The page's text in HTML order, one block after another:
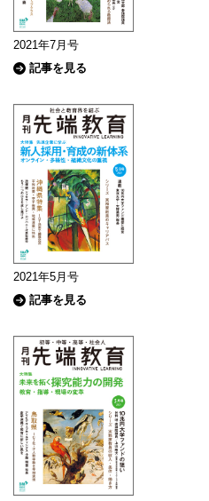
2021年7月号
記事を見る
2021年5月号
記事を見る